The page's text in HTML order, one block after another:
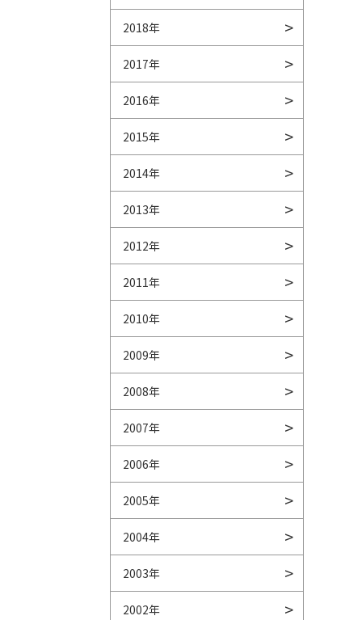
2018年
2017年
2016年
2015年
2014年
2013年
2012年
2011年
2010年
2009年
2008年
2007年
2006年
2005年
2004年
2003年
2002年